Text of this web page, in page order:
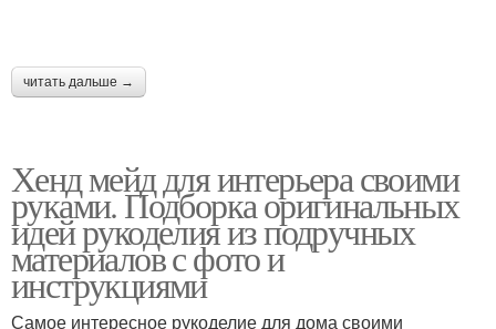
читать дальше →
Хенд мейд для интерьера своими
руками. Подборка оригинальных
идей рукоделия из подручных
материалов с фото и
инструкциями
Самое интересное рукоделие для дома своими